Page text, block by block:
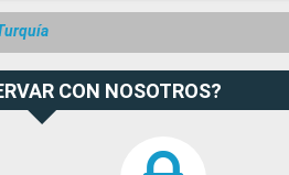
CON NOSOTROS?